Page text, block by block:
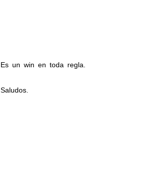
Es un win en toda regla.
Saludos.